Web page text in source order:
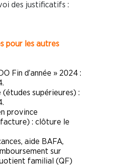
des justificatifs :
pour les autres
Fin d’année » 2024 :
supérieures) :
province
: clôture le
aide BAFA,
sur
familial (QF)